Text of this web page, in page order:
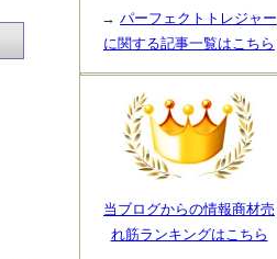
→ パーフェクトトレジャー
に関する記事一覧はこちら
当ブログからの情報商材売
れ筋ランキングはこちら